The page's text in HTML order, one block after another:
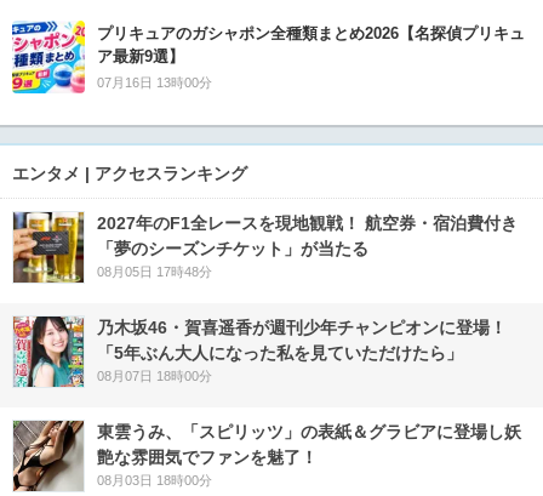
プリキュアのガシャポン全種類まとめ2026【名探偵プリキュ
ア最新9選】
07月16日 13時00分
エンタメ | アクセスランキング
2027年のF1全レースを現地観戦！ 航空券・宿泊費付き
「夢のシーズンチケット」が当たる
08月05日 17時48分
乃木坂46・賀喜遥香が週刊少年チャンピオンに登場！
「5年ぶん大人になった私を見ていただけたら」
08月07日 18時00分
東雲うみ、「スピリッツ」の表紙＆グラビアに登場し妖
艶な雰囲気でファンを魅了！
08月03日 18時00分